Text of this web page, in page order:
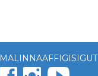
MALINNAAFFIGISIGUT